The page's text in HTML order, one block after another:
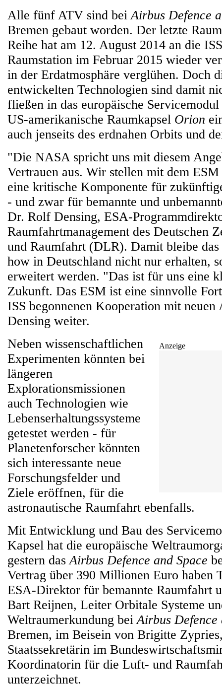
Alle fünf ATV sind beiAirbus Defence
Bremen gebaut worden. Der letzte
Reihe hat am 12. August 2014 an die
Raumstation im Februar 2015 wieder
in der Erdatmosphäre verglühen. Doch
entwickelten Technologien sind damit
fließen in das europäische
US-amerikanische Raumkapsel Orion
auch jenseits des erdnahen Orbits und
"Die NASA spricht uns mit diesem
Vertrauen aus. Wir stellen mit dem
eine kritische Komponente für
- und zwar für bemannte und
Dr. Rolf Densing, ESA-
Raumfahrtmanagement des Deutschen
und Raumfahrt (DLR). Damit bleibe
how in Deutschland nicht nur erhalten,
erweitert werden. "Das ist für uns eine
Zukunft. Das ESM ist eine sinnvolle
ISS begonnenen Kooperation mit neuen
Densing weiter.
Anzeige
Neben wissenschaftlichen
Experimenten könnten bei
längeren
Explorationsmissionen
auch Technologien wie
Lebenserhaltungssysteme
getestet werden - für
Planetenforscher könnten
sich interessante neue
Forschungsfelder und
Ziele eröffnen, für die
astronautische Raumfahrt ebenfalls.
Mit Entwicklung und Bau des
Kapsel hat die europäische
gestern dasAirbus Defence and Space
Vertrag über 390 Millionen Euro haben
ESA-Direktor für bemannte Raumfahrt
Bart Reijnen, Leiter Orbitale Systeme
Weltraumerkundung beiAirbus Defence
Bremen, im Beisein von Brigitte
Staatssekretärin im
Koordinatorin für die Luft- und
unterzeichnet.